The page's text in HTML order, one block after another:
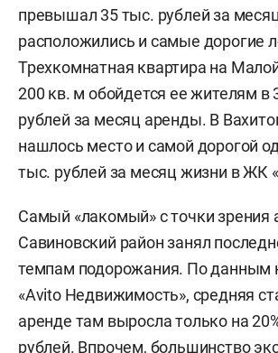
превышал 35 тыс. рублей за
расположились и самые дорогие
Трехкомнатная квартира на
200 кв. м обойдется ее жителям в
рублей за месяц аренды. В
нашлось место и самой дорогой
тыс. рублей за месяц жизни в ЖК
Самый «лакомый» с точки зрения
Савиновский район занял
темпам подорожания. По данным
«Avito Недвижимость», средняя
аренде там выросла только на
рублей. Впрочем, большинство